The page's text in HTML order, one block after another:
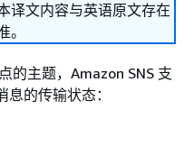
译文内容与英语原文存在
的主题，Amazon SNS 支
的传输状态：